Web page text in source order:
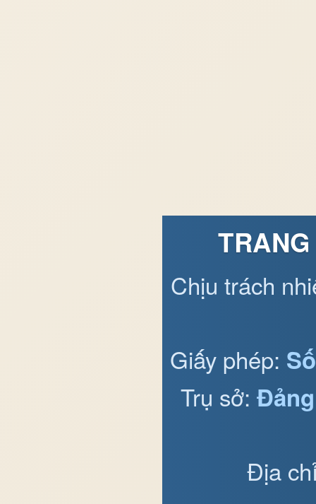
Chịu trách
Giấy phép:
Trụ sở:
Địa